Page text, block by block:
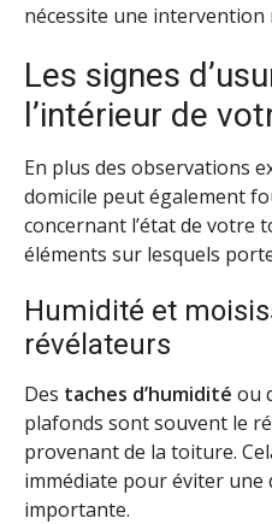
nécessite une intervention
Les signes
l’intérieur de
En plus des observations
domicile peut également
concernant l’état de votre
éléments sur lesquels
Humidité et
révélateurs
Des taches d’humidité ou
plafonds sont souvent le
provenant de la toiture.
immédiate pour éviter une
importante.